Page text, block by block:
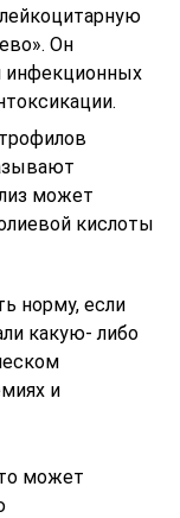
Он
инфекционных
может
кислоты
норму, если
какую- либо
и
может